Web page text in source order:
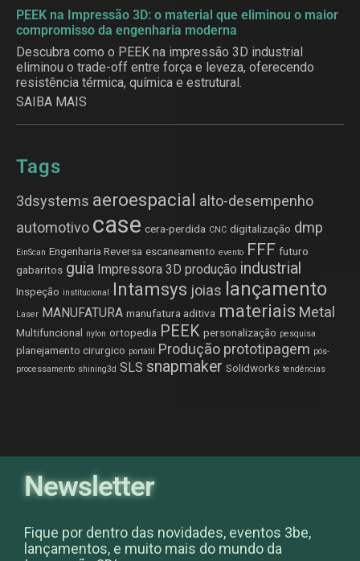
PEEK na Impressão 3D: o material que eliminou o maior
compromisso da engenharia moderna
Descubra como o PEEK na impressão 3D industrial
eliminou o trade-off entre força e leveza, oferecendo
resistência térmica, química e estrutural.
SAIBA MAIS
Tags
3dsystems aeroespacial alto-desempenho
automotivo case cera-perdida CNC digitalização dmp
EinScan Engenharia Reversa escaneamento evento FFF futuro
gabaritos guia Impressora 3D produção industrial
Inspeção institucional Intamsys joias lançamento
Laser MANUFATURA manufatura aditiva materiais Metal
Multifuncional nylon ortopedia PEEK personalização pesquisa
planejamento cirurgico portátil Produção prototipagem pós-
processamento shining3d SLS snapmaker Solidworks tendências
Newsletter
Fique por dentro das novidades, eventos 3be,
lançamentos, e muito mais do mundo da